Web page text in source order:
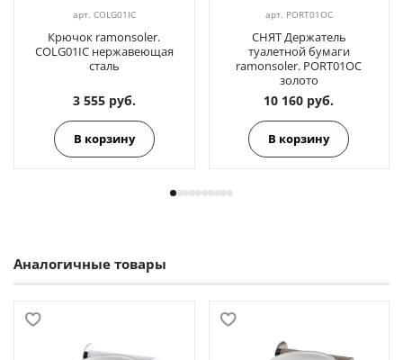
арт. COLG01IC
Крючок ramonsoler.
COLG01IC нержавеющая
сталь
3 555 руб.
В корзину
арт. PORT01OC
СНЯТ Держатель
туалетной бумаги
ramonsoler. PORT01OC
золото
10 160 руб.
В корзину
Аналогичные товары